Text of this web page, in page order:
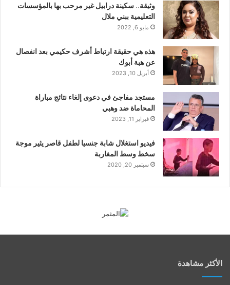
وثيقة.. سكينة درابيل غير مرحب بها بالمؤسسات
التعليمية ببني ملال
مايو 6, 2022
هذه هي حقيقة ارتباط أشرف حكيمي بعد انفصال
عن هبة أبوك
أبريل 10, 2023
مستجد مفاجئ في دعوى إلغاء نتائج مباراة
المحاماة ضد وهبي
فبراير 11, 2023
فيديو استغلال شابة جنسيا لطفل قاصر يثير موجة
سخط وسط المغاربة
سبتمبر 20, 2020
الأكثر مشاهدة